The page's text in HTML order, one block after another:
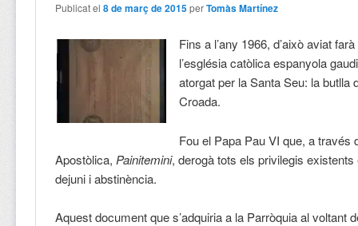
Publicat el8 de març de 2015 perTomàs Martínez
Fins a l’any 1966, d’això aviat
l’església catòlica espanyola
atorgat per la Santa Seu: la butlla
Croada.
Fou el Papa Pau VI que, a través
Apostòlica, Painitemini, derogà tots els privilegis
dejuni i abstinència.
Aquest document que s’adquiria a la Parròquia al voltant